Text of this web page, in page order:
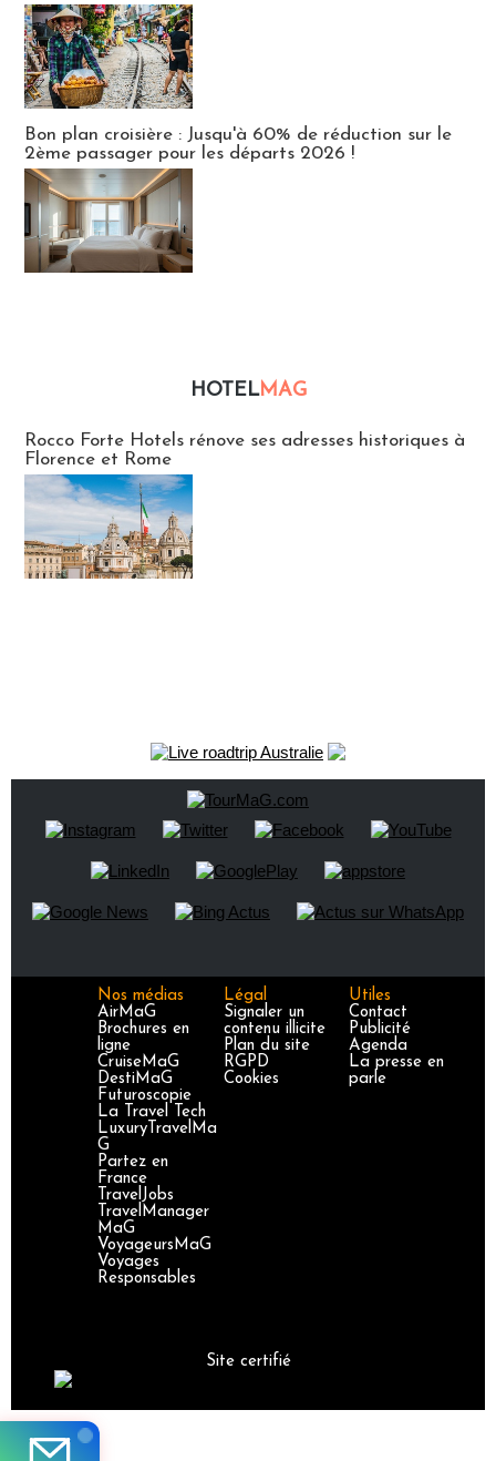
Bon plan croisière : Jusqu'à 60% de réduction sur le
2ème passager pour les départs 2026 !
HOTELMAG
Rocco Forte Hotels rénove ses adresses historiques à
Florence et Rome
Nos médias
AirMaG
Brochures en
ligne
CruiseMaG
DestiMaG
Futuroscopie
La Travel Tech
LuxuryTravelMa
G
Partez en
France
TravelJobs
TravelManager
MaG
VoyageursMaG
Voyages
Responsables
Légal
Signaler un
contenu illicite
Plan du site
RGPD
Cookies
Utiles
Contact
Publicité
Agenda
La presse en
parle
Site certifié